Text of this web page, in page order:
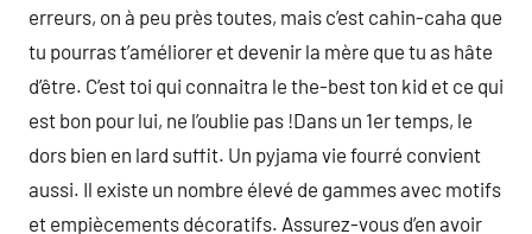
erreurs, on à peu près toutes, mais c’est cahin-caha que
tu pourras t’améliorer et devenir la mère que tu as hâte
d’être. C’est toi qui connaitra le the-best ton kid et ce qui
est bon pour lui, ne l’oublie pas !Dans un 1er temps, le
dors bien en lard suffit. Un pyjama vie fourré convient
aussi. Il existe un nombre élevé de gammes avec motifs
et empiècements décoratifs. Assurez-vous d’en avoir